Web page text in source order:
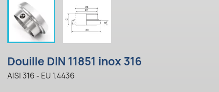
Douille DIN 11851 inox 316
AISI 316 - EU 1.4436